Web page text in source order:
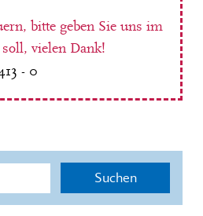
bitte geben Sie uns im
vielen Dank!
- 0
Suchen